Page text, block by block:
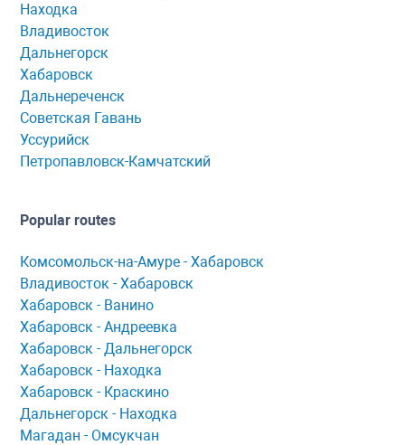
Находка
Владивосток
Дальнегорск
Хабаровск
Дальнереченск
Советская Гавань
Уссурийск
Петропавловск-Камчатский
Popular routes
Комсомольск-нa-Амуре - Хaбaровск
Владивосток - Хабаровск
Хaбaровск - Ванино
Хабаровск - Андреевка
Хабаровск - Дальнегорск
Хабаровск - Находка
Хабаровск - Краскино
Дальнегорск - Находка
Мaгaдaн - Омсукчaн